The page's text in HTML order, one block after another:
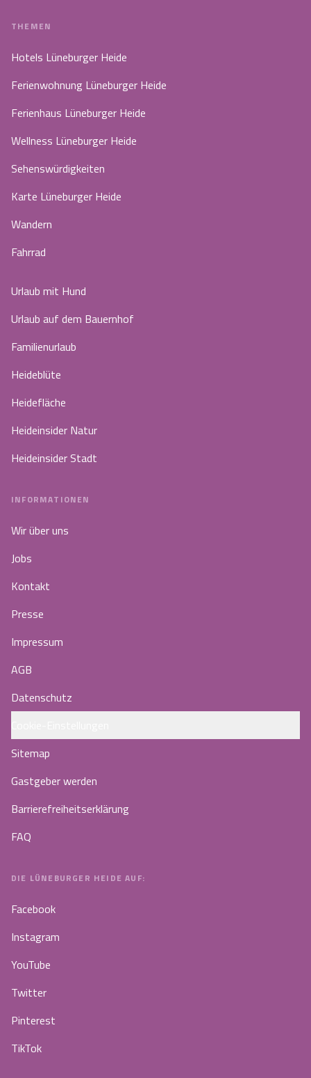
THEMEN
Hotels Lüneburger Heide
Ferienwohnung Lüneburger Heide
Ferienhaus Lüneburger Heide
Wellness Lüneburger Heide
Sehenswürdigkeiten
Karte Lüneburger Heide
Wandern
Fahrrad
Urlaub mit Hund
Urlaub auf dem Bauernhof
Familienurlaub
Heideblüte
Heidefläche
Heideinsider Natur
Heideinsider Stadt
INFORMATIONEN
Wir über uns
Jobs
Kontakt
Presse
Impressum
AGB
Datenschutz
Sitemap
Gastgeber werden
Barrierefreiheitserklärung
FAQ
DIE LÜNEBURGER HEIDE AUF:
Facebook
Instagram
YouTube
Twitter
Pinterest
TikTok